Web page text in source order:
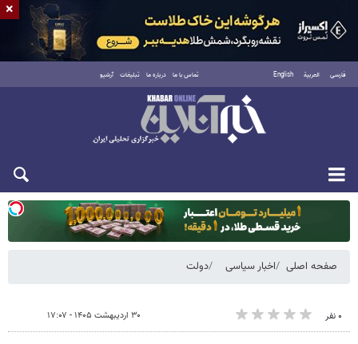
فارسی العربية English تماس با ما درباره ما تبلیغات آرشیو
یکشنبه ۱۸ مرداد ۱۴۰۵
صفحه اصلی اخبار سیاسی دولت
۰ نفر ۳۰ اردیبهشت ۱۴۰۵ - ۱۷:۰۷
×